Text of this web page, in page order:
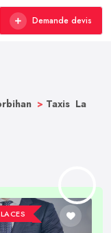
Demande devis
> Taxis La